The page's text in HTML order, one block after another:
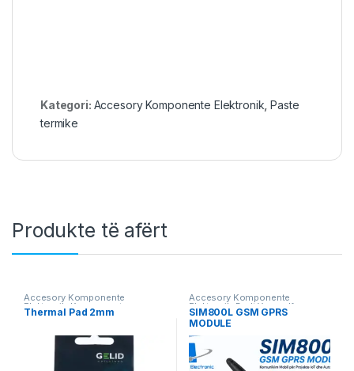
Kategori: Accesory Komponente Elektronik ,Paste
termike
Produkte të afërt
Accesory Komponente
Elektronik ,Komponente
Elektronik ,Komponente
Equipment
Thermal Pad 2mm
Accesory Komponente
Elektronik Do It Yourself,
Komponente Elektronik
Komunikim & IoT
SIM800L GSM GPRS
MODULE